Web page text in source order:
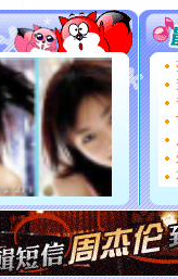
送你一棵
[圣诞节]
你太多，
要平安
[圣诞节]
能正大
都要快乐
[圣诞节]
如意,快
[元旦]看
断电。爱
你是我专
[元旦]如